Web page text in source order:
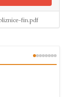
fin.pdf